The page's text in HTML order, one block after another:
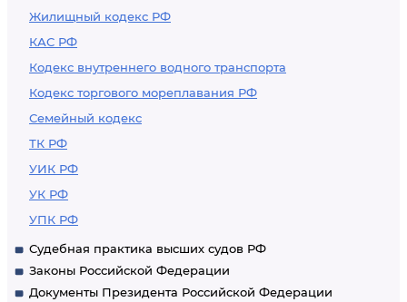
Жилищный кодекс РФ
КАС РФ
Кодекс внутреннего водного транспорта
Кодекс торгового мореплавания РФ
Семейный кодекс
ТК РФ
УИК РФ
УК РФ
УПК РФ
Судебная практика высших судов РФ
Законы Российской Федерации
Документы Президента Российской Федерации